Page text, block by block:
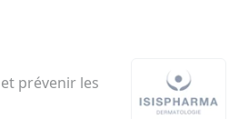
prévenir les